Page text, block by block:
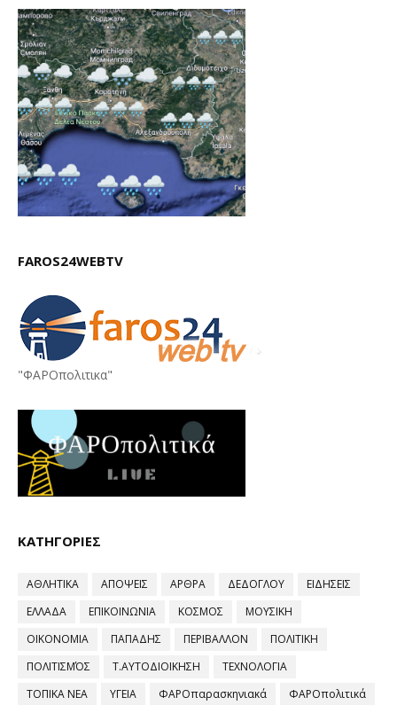
FAROS24WEBTV
"ΦΑΡΟπολιτικα"
ΚΑΤΗΓΟΡΙΕΣ
ΑΘΛΗΤΙΚΑ ΑΠΟΨΕΙΣ ΑΡΘΡΑ ΔΕΔΟΓΛΟΥ
ΕΙΔΗΣΕΙΣ
ΕΛΛΑΔΑ
ΕΠΙΚΟΙΝΩΝΙΑ ΚΟΣΜΟΣ
ΜΟΥΣΙΚΗ
ΟΙΚΟΝΟΜΙΑ
ΠΑΠΑΔΗΣ ΠΕΡΙΒΑΛΛΟΝ
ΠΟΛΙΤΙΚΗ
ΠΟΛΙΤΙΣΜΌΣ
Τ.ΑΥΤΟΔΙΟΙΚΗΣΗ
ΤΕΧΝΟΛΟΓΙΑ
ΤΟΠΙΚΑ ΝΕΑ
ΥΓΕΙΑ ΦΑΡΟπαρασκηνιακά ΦΑΡΟπολιτικά